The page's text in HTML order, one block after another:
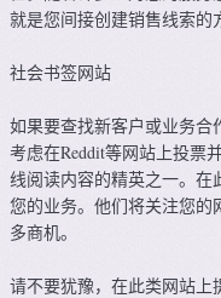
就是您间接创建销售线索的
社会书签网站
如果要查找新客户或业务合
考虑在Reddit等网站上投票
线阅读内容的精英之一。在
您的业务。他们将关注您的
多商机。
请不要犹豫，在此类网站上